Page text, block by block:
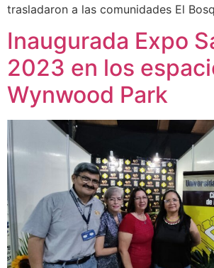
trasladaron a las comunidades El
Inaugurada Expo
2023 en los
Wynwood Park